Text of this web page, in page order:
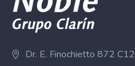
Dr. E. Finochietto 872